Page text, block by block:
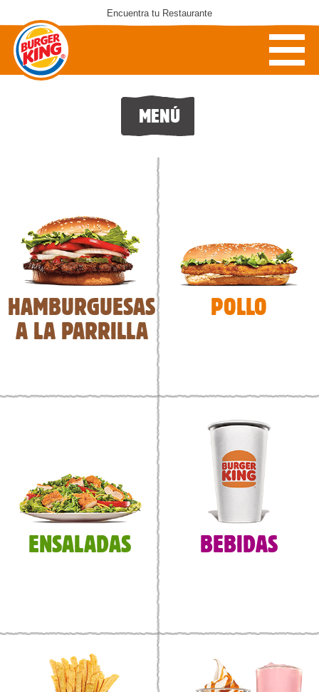
Encuentra tu Restaurante
MENÚ
HAMBURGUESAS
A LA PARRILLA
POLLO
ENSALADAS BEBIDAS